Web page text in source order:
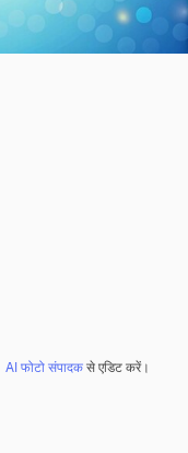
AI फोटो संपादकसे एडिट करें।